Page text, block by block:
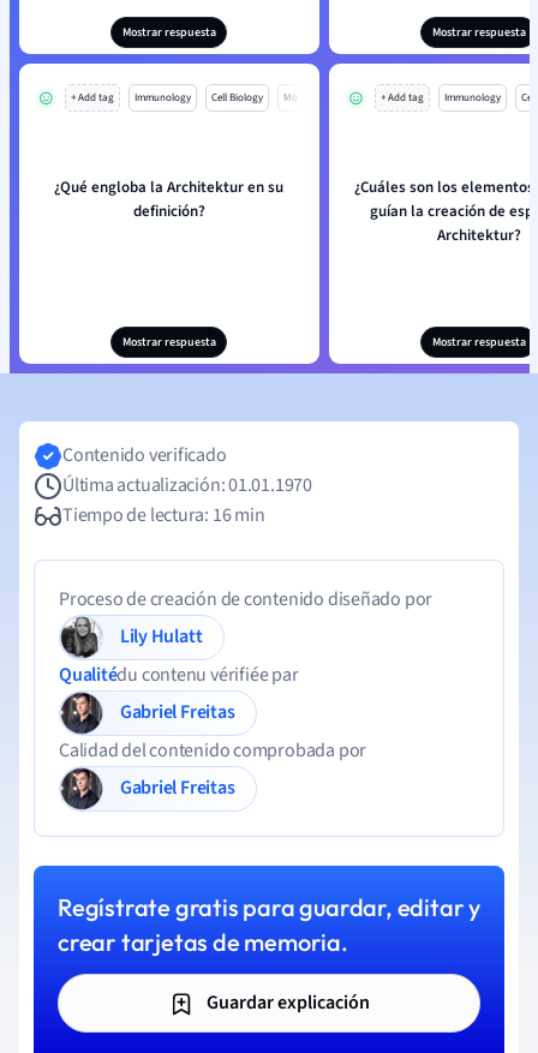
Mostrar respuesta Mostrar respuesta
+ Add tag Immunology Cell Biology Mo
¿Qué engloba la Architektur en su
definición?
Mostrar respuesta
+ Add tag Immunology
¿Cuáles son los
guían la creación de
Architektur?
Mostrar respuesta
Contenido verificado
Última actualización: 01.01.1970
Tiempo de lectura: 16 min
Proceso de creación de contenido diseñado por
Lily Hulatt
Qualitédu contenu vérifiée par
Gabriel Freitas
Calidad del contenido comprobada por
Gabriel Freitas
Regístrate gratis para guardar, editar y
crear tarjetas de memoria.
Guardar explicación